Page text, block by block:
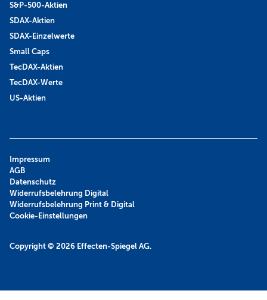
S&P-500-Aktien
SDAX-Aktien
SDAX-Einzelwerte
Small Caps
TecDAX-Aktien
TecDAX-Werte
US-Aktien
Copyright © 2026 Effecten-Spiegel AG.
Impressum
AGB
Datenschutz
Widerrufsbelehrung Digital
Widerrufsbelehrung Print & Digital
Cookie-Einstellungen